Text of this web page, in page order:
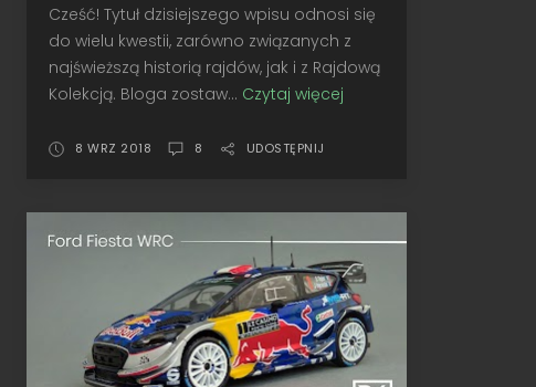
Cześć! Tytuł dzisiejszego wpisu odnosi się
do wielu kwestii, zarówno związanych z
najświeższą historią rajdów, jak i z Rajdową
Kolekcją. Bloga zostaw... Czytaj więcej
Monte-
Carlo
2017
8 WRZ 2018 8 UDOSTĘPNIJ